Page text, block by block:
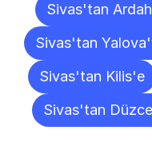
Sivas'tan
Sivas'tan
Sivas'tan Kilis'e
Sivas'tan